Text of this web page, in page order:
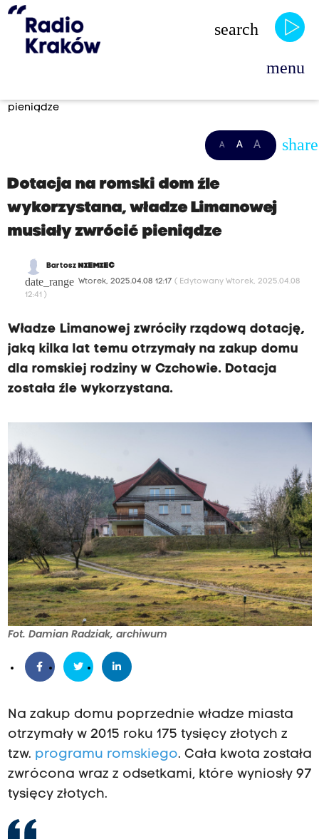
search
menu
Dotacja na romski dom źle
pieniądze
A A A share
Dotacja na romski dom źle
wykorzystana, władze Limanowej
musiały zwrócić pieniądze
Bartosz NIEMIEC
date_range Wtorek, 2025.04.08 12:17 ( Edytowany Wtorek, 2025.04.08
12:41 )
Władze Limanowej zwróciły rządową dotację,
jaką kilka lat temu otrzymały na zakup domu
dla romskiej rodziny w Czchowie. Dotacja
została źle wykorzystana.
Fot. Damian Radziak, archiwum
Na zakup domu poprzednie władze miasta
otrzymały w 2015 roku 175 tysięcy złotych z
tzw. programu romskiego. Cała kwota została
zwrócona wraz z odsetkami, które wyniosły 97
tysięcy złotych.